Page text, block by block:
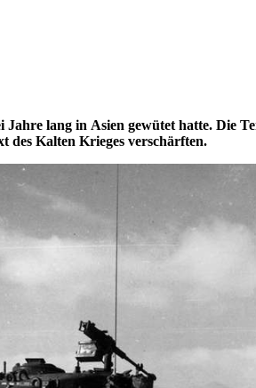
Jahre lang in Asien gewütet hatte. Die
des Kalten Krieges verschärften.